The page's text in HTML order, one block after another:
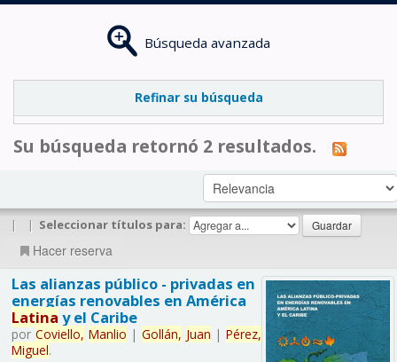
Búsqueda avanzada
Refinar su búsqueda
Su búsqueda retornó 2 resultados.
| | Seleccionar títulos para:
Hacer reserva
Las alianzas público - privadas en
energías renovables en América
Latina y el Caribe
por Coviello, Manlio | Gollán, Juan | Pérez,
Miguel.